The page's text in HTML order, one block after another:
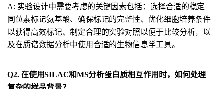
A: 实验设计中需要考虑的关键因素包括：选择合适的稳定
同位素标记氨基酸、确保标记的完整性、优化细胞培养条件
以获得高效标记、制定合理的实验对照以便于比较分析，以
及在质谱数据分析中使用合适的生物信息学工具。
Q2. 在使用SILAC和MS分析蛋白质相互作用时，如何处理
复杂的样品背景？